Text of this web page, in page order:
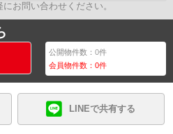
お問い合わせください。
公開物件数：0件
会員物件数：0件
LINEで共有する